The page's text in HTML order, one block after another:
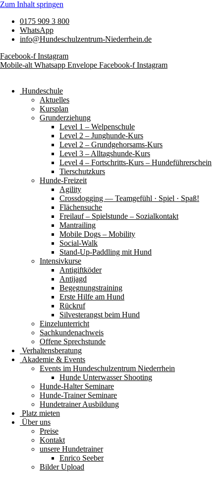
Zum Inhalt springen
0175 909 3 800
WhatsApp
info@Hundeschulzentrum-Niederrhein.de
Facebook-f Instagram
Mobile-alt Whatsapp Envelope Facebook-f Instagram
Hundeschule
Aktuelles
Kursplan
Grunderziehung
Level 1 – Welpenschule
Level 2 – Junghunde-Kurs
Level 2 – Grundgehorsams-Kurs
Level 3 – Alltagshunde-Kurs
Level 4 – Fortschritts-Kurs – Hundeführerschein
Tierschutzkurs
Hunde-Freizeit
Agility
Crossdogging — Teamgefühl · Spiel · Spaß!
Flächensuche
Freilauf – Spielstunde – Sozialkontakt
Mantrailing
Mobile Dogs – Mobility
Social-Walk
Stand-Up-Paddling mit Hund
Intensivkurse
Antigiftköder
Antijagd
Begegnungstraining
Erste Hilfe am Hund
Rückruf
Silvesterangst beim Hund
Einzelunterricht
Sachkundenachweis
Offene Sprechstunde
Verhaltensberatung
Akademie & Events
Events im Hundeschulzentrum Niederrhein
Hunde Unterwasser Shooting
Hunde-Halter Seminare
Hunde-Trainer Seminare
Hundetrainer Ausbildung
Platz mieten
Über uns
Preise
Kontakt
unsere Hundetrainer
Enrico Seeber
Bilder Upload